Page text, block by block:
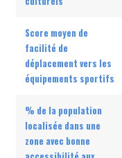
Score moyen de
facilité de
déplacement vers les
équipements sportifs
% de la population
localisée dans une
zone avec bonne